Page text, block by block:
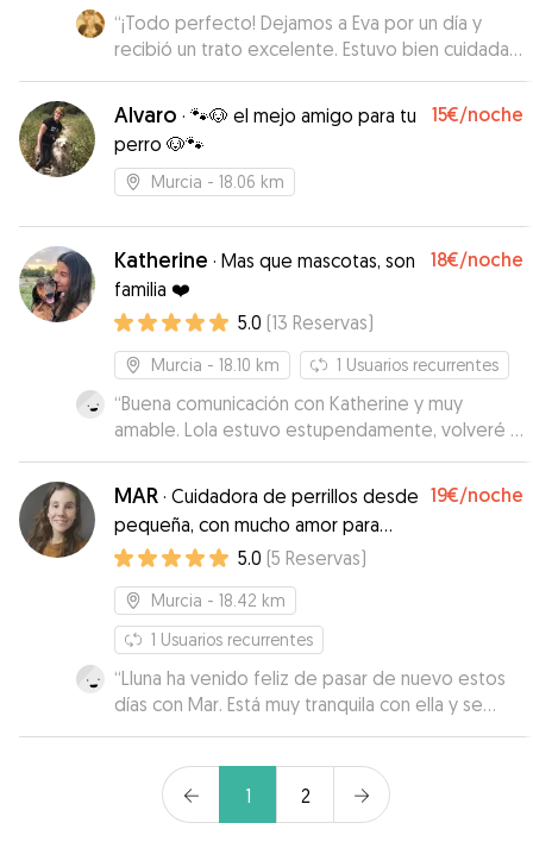
“¡Todo perfecto! Dejamos a Eva por un día y
recibió un trato excelente. Estuvo bien cuidada,
feliz y tranquila. Sin duda repetiremos. ¡Muchas
gracias, María!
Alvaro · 🐾🐶 el mejo amigo para tu
perro 🐶🐾
15€/noche
Murcia - 18.06 km
Katherine · Mas que mascotas, son
familia ❤️
18€/noche
5.0 (13 Reservas)
Murcia - 18.10 km 1 Usuarios recurrentes
“Buena comunicación con Katherine y muy
amable. Lola estuvo estupendamente, volveré a
dejar a mi perrita de nuevo con ella sin duda.”
MAR · Cuidadora de perrillos desde
pequeña, con mucho amor para
ellos.
19€/noche
5.0 (5 Reservas)
Murcia - 18.42 km
1 Usuarios recurrentes
“Lluna ha venido feliz de pasar de nuevo estos
días con Mar. Está muy tranquila con ella y se
nota que le gusta su compañía . La verdad es
queda con ella . Me informa y envía fotos todos
los días y está disponible y con buena
1 2